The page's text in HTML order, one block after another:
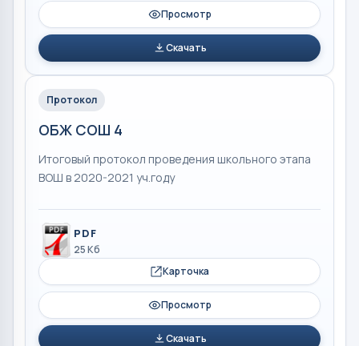
Просмотр
Скачать
Протокол
ОБЖ СОШ 4
Итоговый протокол проведения школьного этапа
ВОШ в 2020-2021 уч.году
PDF
25 Кб
Карточка
Просмотр
Скачать